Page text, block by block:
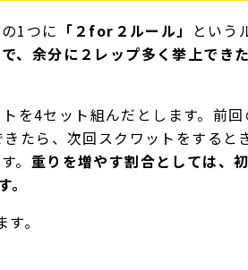
1つに 「２for２ルール」 という
、余分に２レップ多く挙上でき
を4セット組んだとします。前
たら、次回スクワットをする
。 重りを増やす割合としては、
。